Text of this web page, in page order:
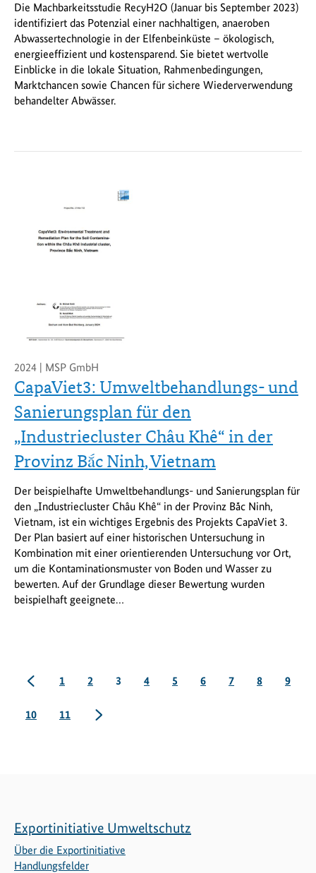
Die Machbarkeitsstudie RecyH2O (Januar bis September 2023)
identifiziert das Potenzial einer nachhaltigen, anaeroben
Abwassertechnologie in der Elfenbeinküste – ökologisch,
energieeffizient und kostensparend. Sie bietet wertvolle
Einblicke in die lokale Situation, Rahmenbedingungen,
Marktchancen sowie Chancen für sichere Wiederverwendung
behandelter Abwässer.
2024 | MSP GmbH
CapaViet3: Umweltbehandlungs- und
Sanierungsplan für den
„Industriecluster Châu Khê“ in der
Provinz Bắc Ninh, Vietnam
Der beispielhafte Umweltbehandlungs- und Sanierungsplan für
den „Industriecluster Châu Khê“ in der Provinz Bắc Ninh,
Vietnam, ist ein wichtiges Ergebnis des Projekts CapaViet 3.
Der Plan basiert auf einer historischen Untersuchung in
Kombination mit einer orientierenden Untersuchung vor Ort,
um die Kontaminationsmuster von Boden und Wasser zu
bewerten. Auf der Grundlage dieser Bewertung wurden
beispielhaft geeignete…
vorherigeSeite
1 Seite
2 Seite
3 Seite
4 Seite
5 Seite
6 Seite
7 Seite
8 Seite
9
Seite
10 Seite
11 nächste
Exportinitiative Umweltschutz
Über die Exportinitiative
Handlungsfelder